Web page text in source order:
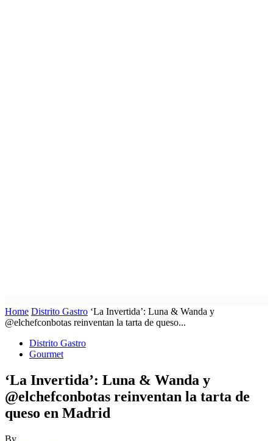
Home Distrito Gastro ‘La Invertida’: Luna & Wanda y
@elchefconbotas reinventan la tarta de queso...
Distrito Gastro
Gourmet
‘La Invertida’: Luna & Wanda y
@elchefconbotas reinventan la tarta de
queso en Madrid
By